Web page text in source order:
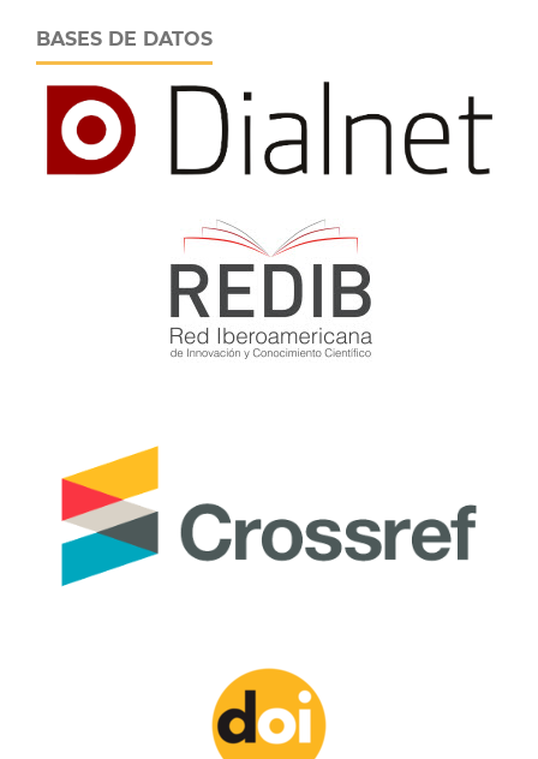
BASES DE DATOS